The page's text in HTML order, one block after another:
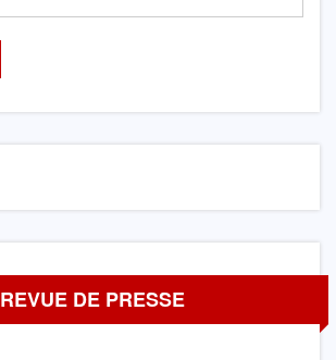
REVUE DE PRESSE